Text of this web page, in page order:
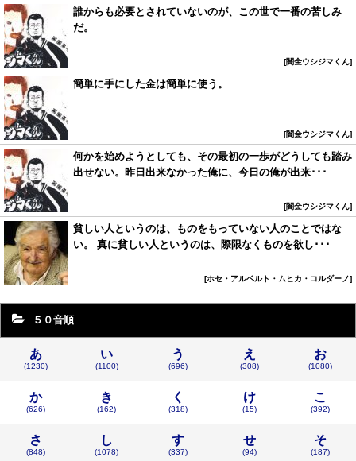
誰からも必要とされていないのが、この世で一番の苦しみ
だ。
闇金ウシジマくん
簡単に手にした金は簡単に使う。
闇金ウシジマくん
何かを始めようとしても、その最初の一歩がどうしても踏み
出せない。昨日出来なかった俺に、今日の俺が出来･･･
闇金ウシジマくん
貧しい人というのは、ものをもっていない人のことではな
い。 真に貧しい人というのは、際限なくものを欲し･･･
ホセ・アルベルト・ムヒカ・コルダーノ
５０音順
あ
(1230)
い
(1100)
う
(696)
え
(308)
お
(1080)
か
(626)
き
(162)
く
(318)
け
(15)
こ
(392)
さ
(848)
し
(1078)
す
(337)
せ
(94)
そ
(187)